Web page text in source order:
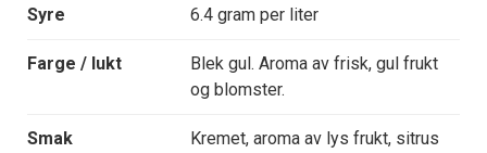
Syre 6.4 gram per liter
Farge / lukt
Blek gul. Aroma av frisk, gul frukt
og blomster.
Smak
Kremet, aroma av lys frukt, sitrus